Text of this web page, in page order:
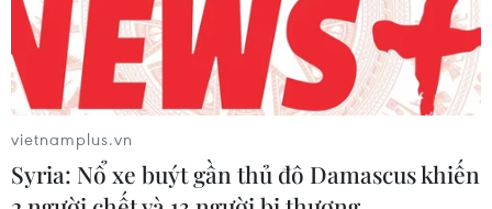
vietnamplus.vn
Syria: Nổ xe buýt gần thủ đô Damascus khiến